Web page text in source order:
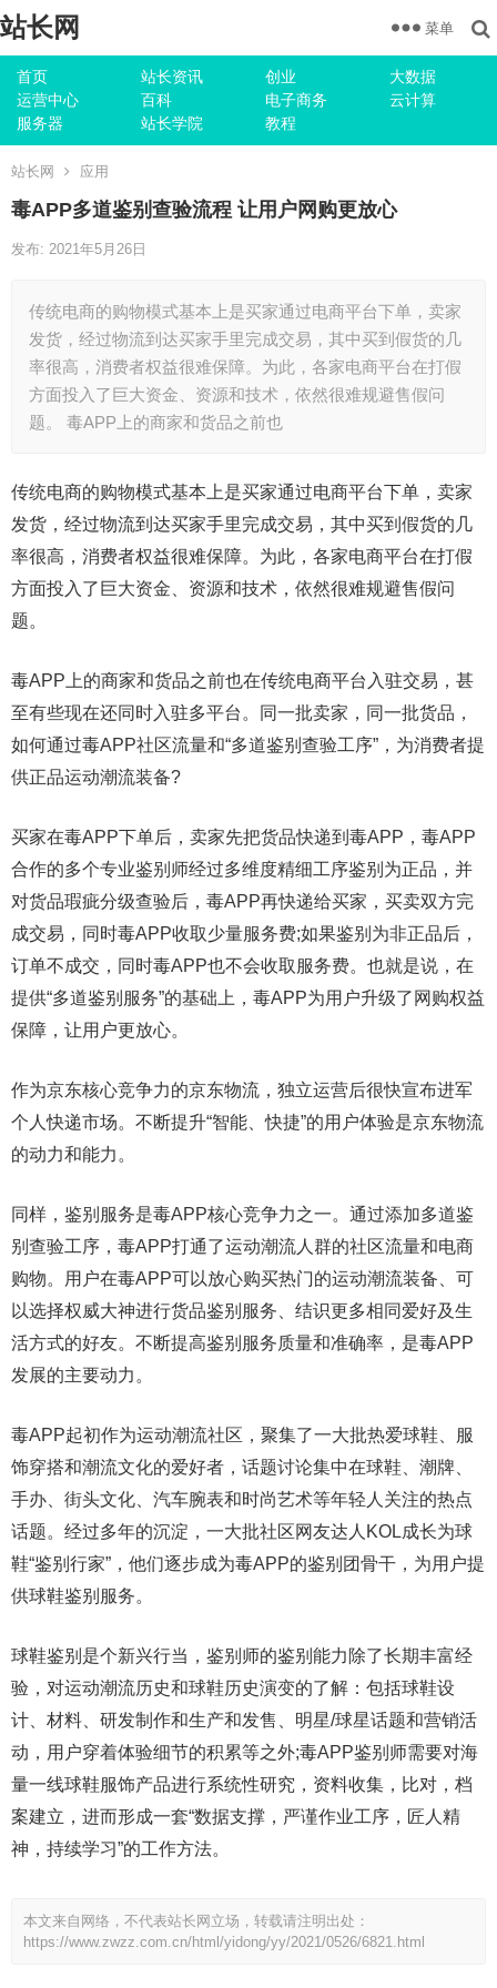
站长网
首页 站长资讯 创业
大数据
运营中心
百科 电子商务
云计算
服务器
站长学院 教程
菜单
站长网 应用
毒APP多道鉴别查验流程 让用户网购更放心
发布: 2021年5月26日
传统电商的购物模式基本上是买家通过电商平台下单，卖家
发货，经过物流到达买家手里完成交易，其中买到假货的几
率很高，消费者权益很难保障。为此，各家电商平台在打假
方面投入了巨大资金、资源和技术，依然很难规避售假问
题。 毒APP上的商家和货品之前也
传统电商的购物模式基本上是买家通过电商平台下单，卖家
发货，经过物流到达买家手里完成交易，其中买到假货的几
率很高，消费者权益很难保障。为此，各家电商平台在打假
方面投入了巨大资金、资源和技术，依然很难规避售假问
题。
毒APP上的商家和货品之前也在传统电商平台入驻交易，甚
至有些现在还同时入驻多平台。同一批卖家，同一批货品，
如何通过毒APP社区流量和“多道鉴别查验工序”，为消费者提
供正品运动潮流装备?
买家在毒APP下单后，卖家先把货品快递到毒APP，毒APP
合作的多个专业鉴别师经过多维度精细工序鉴别为正品，并
对货品瑕疵分级查验后，毒APP再快递给买家，买卖双方完
成交易，同时毒APP收取少量服务费;如果鉴别为非正品后，
订单不成交，同时毒APP也不会收取服务费。也就是说，在
提供“多道鉴别服务”的基础上，毒APP为用户升级了网购权益
保障，让用户更放心。
作为京东核心竞争力的京东物流，独立运营后很快宣布进军
个人快递市场。不断提升“智能、快捷”的用户体验是京东物流
的动力和能力。
同样，鉴别服务是毒APP核心竞争力之一。通过添加多道鉴
别查验工序，毒APP打通了运动潮流人群的社区流量和电商
购物。用户在毒APP可以放心购买热门的运动潮流装备、可
以选择权威大神进行货品鉴别服务、结识更多相同爱好及生
活方式的好友。不断提高鉴别服务质量和准确率，是毒APP
发展的主要动力。
毒APP起初作为运动潮流社区，聚集了一大批热爱球鞋、服
饰穿搭和潮流文化的爱好者，话题讨论集中在球鞋、潮牌、
手办、街头文化、汽车腕表和时尚艺术等年轻人关注的热点
话题。经过多年的沉淀，一大批社区网友达人KOL成长为球
鞋“鉴别行家”，他们逐步成为毒APP的鉴别团骨干，为用户提
供球鞋鉴别服务。
球鞋鉴别是个新兴行当，鉴别师的鉴别能力除了长期丰富经
验，对运动潮流历史和球鞋历史演变的了解：包括球鞋设
计、材料、研发制作和生产和发售、明星/球星话题和营销活
动，用户穿着体验细节的积累等之外;毒APP鉴别师需要对海
量一线球鞋服饰产品进行系统性研究，资料收集，比对，档
案建立，进而形成一套“数据支撑，严谨作业工序，匠人精
神，持续学习”的工作方法。
本文来自网络，不代表站长网立场，转载请注明出处：
https://www.zwzz.com.cn/html/yidong/yy/2021/0526/6821.html